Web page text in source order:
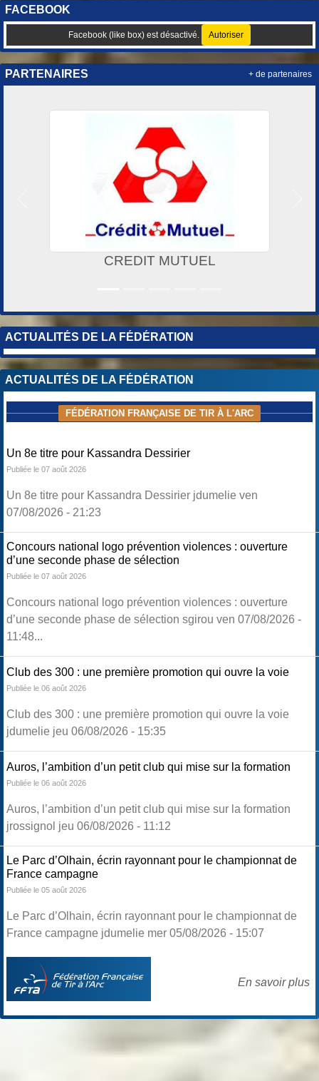
FACEBOOK
Facebook (like box) est désactivé. Autoriser
PARTENAIRES
SUPER U de FONTEANY-LE-FLEURY
+ de partenaires
ACTUALITÉS DE LA FÉDÉRATION
ACTUALITÉS DE LA FÉDÉRATION
FÉDÉRATION FRANÇAISE DE TIR À L'ARC
Un 8e titre pour Kassandra Dessirier
Publiée le 07 août 2026
Un 8e titre pour Kassandra Dessirier jdumelie ven
07/08/2026 - 21:23
Concours national logo prévention violences : ouverture
d’une seconde phase de sélection
Publiée le 07 août 2026
Concours national logo prévention violences : ouverture
d’une seconde phase de sélection sgirou ven 07/08/2026 -
11:48...
Club des 300 : une première promotion qui ouvre la voie
Publiée le 06 août 2026
Club des 300 : une première promotion qui ouvre la voie
jdumelie jeu 06/08/2026 - 15:35
Auros, l’ambition d’un petit club qui mise sur la formation
Publiée le 06 août 2026
Auros, l’ambition d’un petit club qui mise sur la formation
jrossignol jeu 06/08/2026 - 11:12
Le Parc d’Olhain, écrin rayonnant pour le championnat de
France campagne
Publiée le 05 août 2026
Le Parc d’Olhain, écrin rayonnant pour le championnat de
France campagne jdumelie mer 05/08/2026 - 15:07
En savoir plus